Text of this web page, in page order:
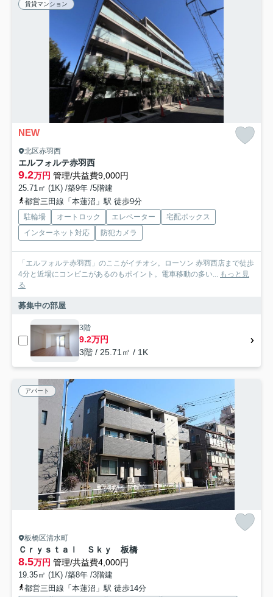
賃貸マンション
NEW
北区赤羽西
エルフォルテ赤羽西
9.2万円 管理/共益費9,000円
25.71㎡ (1K) /築9年 /5階建
都営三田線「本蓮沼」駅 徒歩9分
駐輪場 オートロック エレベーター
宅配ボックス
インターネット対応
防犯カメラ
「エルフォルテ赤羽西」のここがイチオシ。ローソン 赤羽西店まで徒歩
4分と近場にコンビニがあるのもポイント。電車移動の多い... もっと見
る
募集中の部屋
3階
9.2万円
3階 / 25.71㎡ / 1K
アパート
板橋区清水町
Ｃｒｙｓｔａｌ Ｓｋｙ 板橋
8.5万円 管理/共益費4,000円
19.35㎡ (1K) /築8年 /3階建
都営三田線「本蓮沼」駅 徒歩14分